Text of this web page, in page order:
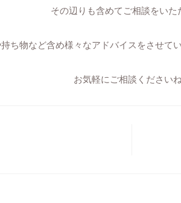
その辺りも含めてご相談をいた
ち物など含め様々なアドバイスをさせて
お気軽にご相談くださいね